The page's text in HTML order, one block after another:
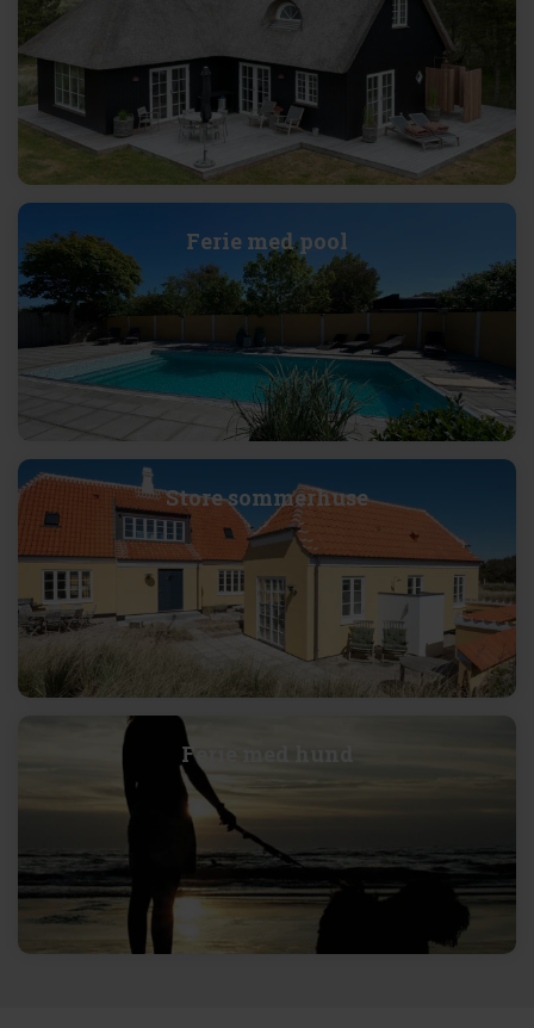
Ferie med pool
Store sommerhuse
Ferie med hund